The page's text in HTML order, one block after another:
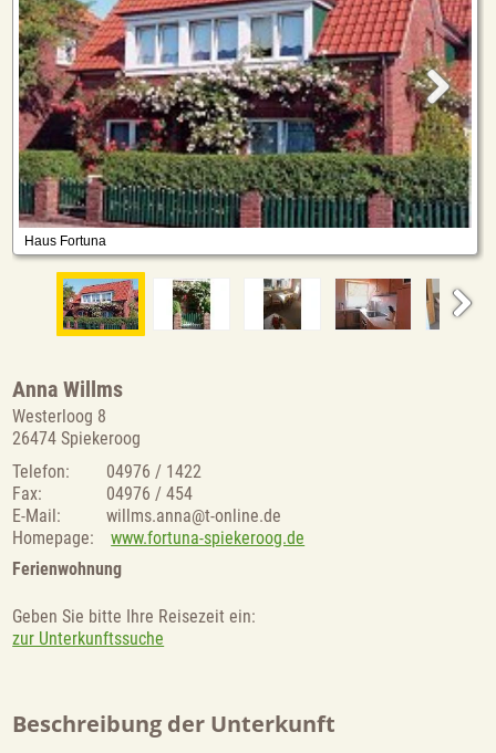
Anna Willms
Westerloog 8
26474 Spiekeroog
Telefon:
04976 / 1422
Fax:
04976 / 454
E-Mail:
willms.anna@t-online.de
Homepage:
www.fortuna-spiekeroog.de
Ferienwohnung
Geben Sie bitte Ihre Reisezeit ein:
zur Unterkunftssuche
Beschreibung der Unterkunft